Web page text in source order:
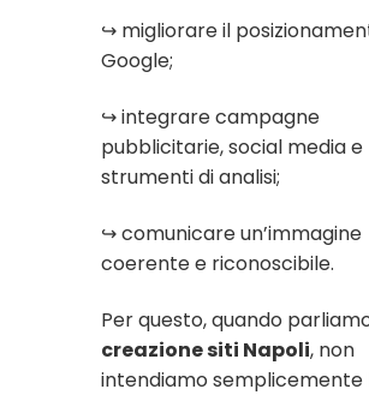
↪ migliorare il
Google;
↪ integrare campagne
pubblicitarie, social media e
strumenti di analisi;
↪ comunicare un’immagine
coerente e riconoscibile.
Per questo, quando
creazione siti Napoli, non
intendiamo semplicemente